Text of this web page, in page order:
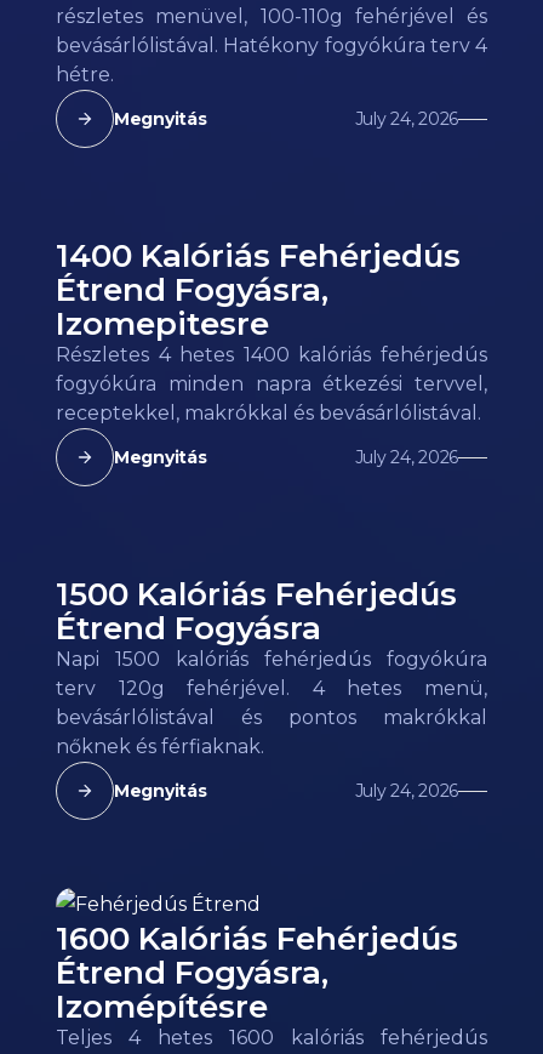
részletes menüvel, 100-110g fehérjével és
bevásárlólistával. Hatékony fogyókúra terv 4
hétre.
Megnyitás July 24, 2026
1400 Kalóriás Fehérjedús
Étrend Fogyásra,
Izomepitesre
Részletes 4 hetes 1400 kalóriás fehérjedús
fogyókúra minden napra étkezési tervvel,
receptekkel, makrókkal és bevásárlólistával.
Megnyitás July 24, 2026
1500 Kalóriás Fehérjedús
Étrend Fogyásra
Napi 1500 kalóriás fehérjedús fogyókúra
terv 120g fehérjével. 4 hetes menü,
bevásárlólistával és pontos makrókkal
nőknek és férfiaknak.
Megnyitás July 24, 2026
1600 Kalóriás Fehérjedús
Étrend Fogyásra,
Izomépítésre
Teljes 4 hetes 1600 kalóriás fehérjedús